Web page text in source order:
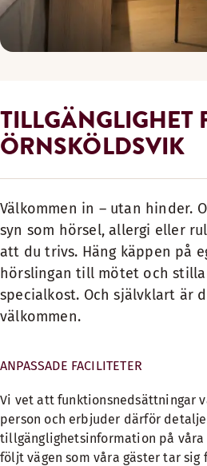
TILLGÄNGLIGHET
ÖRNSKÖLDSVIK
Välkommen in – utan hinder.
syn som hörsel, allergi eller
att du trivs. Häng käppen på
hörslingan till mötet och stilla
specialkost. Och självklart är
välkommen.
ANPASSADE FACILITETER
Vi vet att funktionsnedsättningar
person och erbjuder därför
tillgänglighetsinformation på våra
följt vägen som våra gäster tar sig